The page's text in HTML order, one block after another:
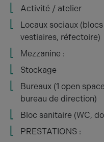
Activité / atelier
Locaux sociaux
vestiaires, réfectoire)
Mezzanine :
Stockage
Bureaux (1 open
bureau de direction)
Bloc sanitaire (WC,
PRESTATIONS :